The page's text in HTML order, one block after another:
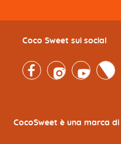
Coco Sweet sui social
FacebookInstagramYoutubeTwitter
CocoSweet è una marca di